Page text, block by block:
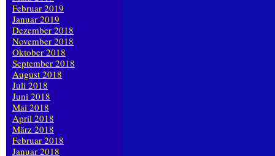
Februar 2019
Januar 2019
Dezember 2018
November 2018
Oktober 2018
September 2018
August 2018
Juli 2018
Juni 2018
Mai 2018
April 2018
März 2018
Februar 2018
Januar 2018